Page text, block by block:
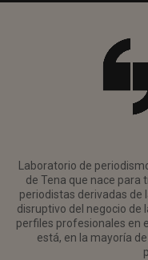
Laboratorio de
de Tena que nace para
periodistas derivadas de
disruptivo del negocio de
perfiles profesionales en
está, en la mayoría